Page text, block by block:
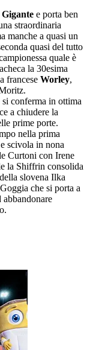
e porta ben
straordinaria
manche a quasi un
quasi del tutto
quale è
la 30esima
francese Worley,
si conferma in ottima
a chiudere la
prime porte.
nella prima
scivola in nona
Curtoni con Irene
la Shiffrin consolida
slovena Ilka
che si porta a
abbandonare